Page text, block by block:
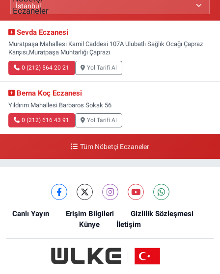
Sevda Eczanesi
Muratpaşa Mahallesi Kamil Caddesi 107A Ulubatlı Sağlık Ocağı Çapraz
Karşısı,Muratpaşa Muhtarlığı Çaprazı
0 (212) 564 20 21 Yol Tarifi Al
Berna Koç Eczanesi
Yıldırım Mahallesi Barbaros Sokak 56
0 (212) 616 43 91 Yol Tarifi Al
Tüm Nöbetçi Eczaneler
Canlı Yayın Erişim Bilgileri
Gizlilik Sözleşmesi
Künye
İletişim